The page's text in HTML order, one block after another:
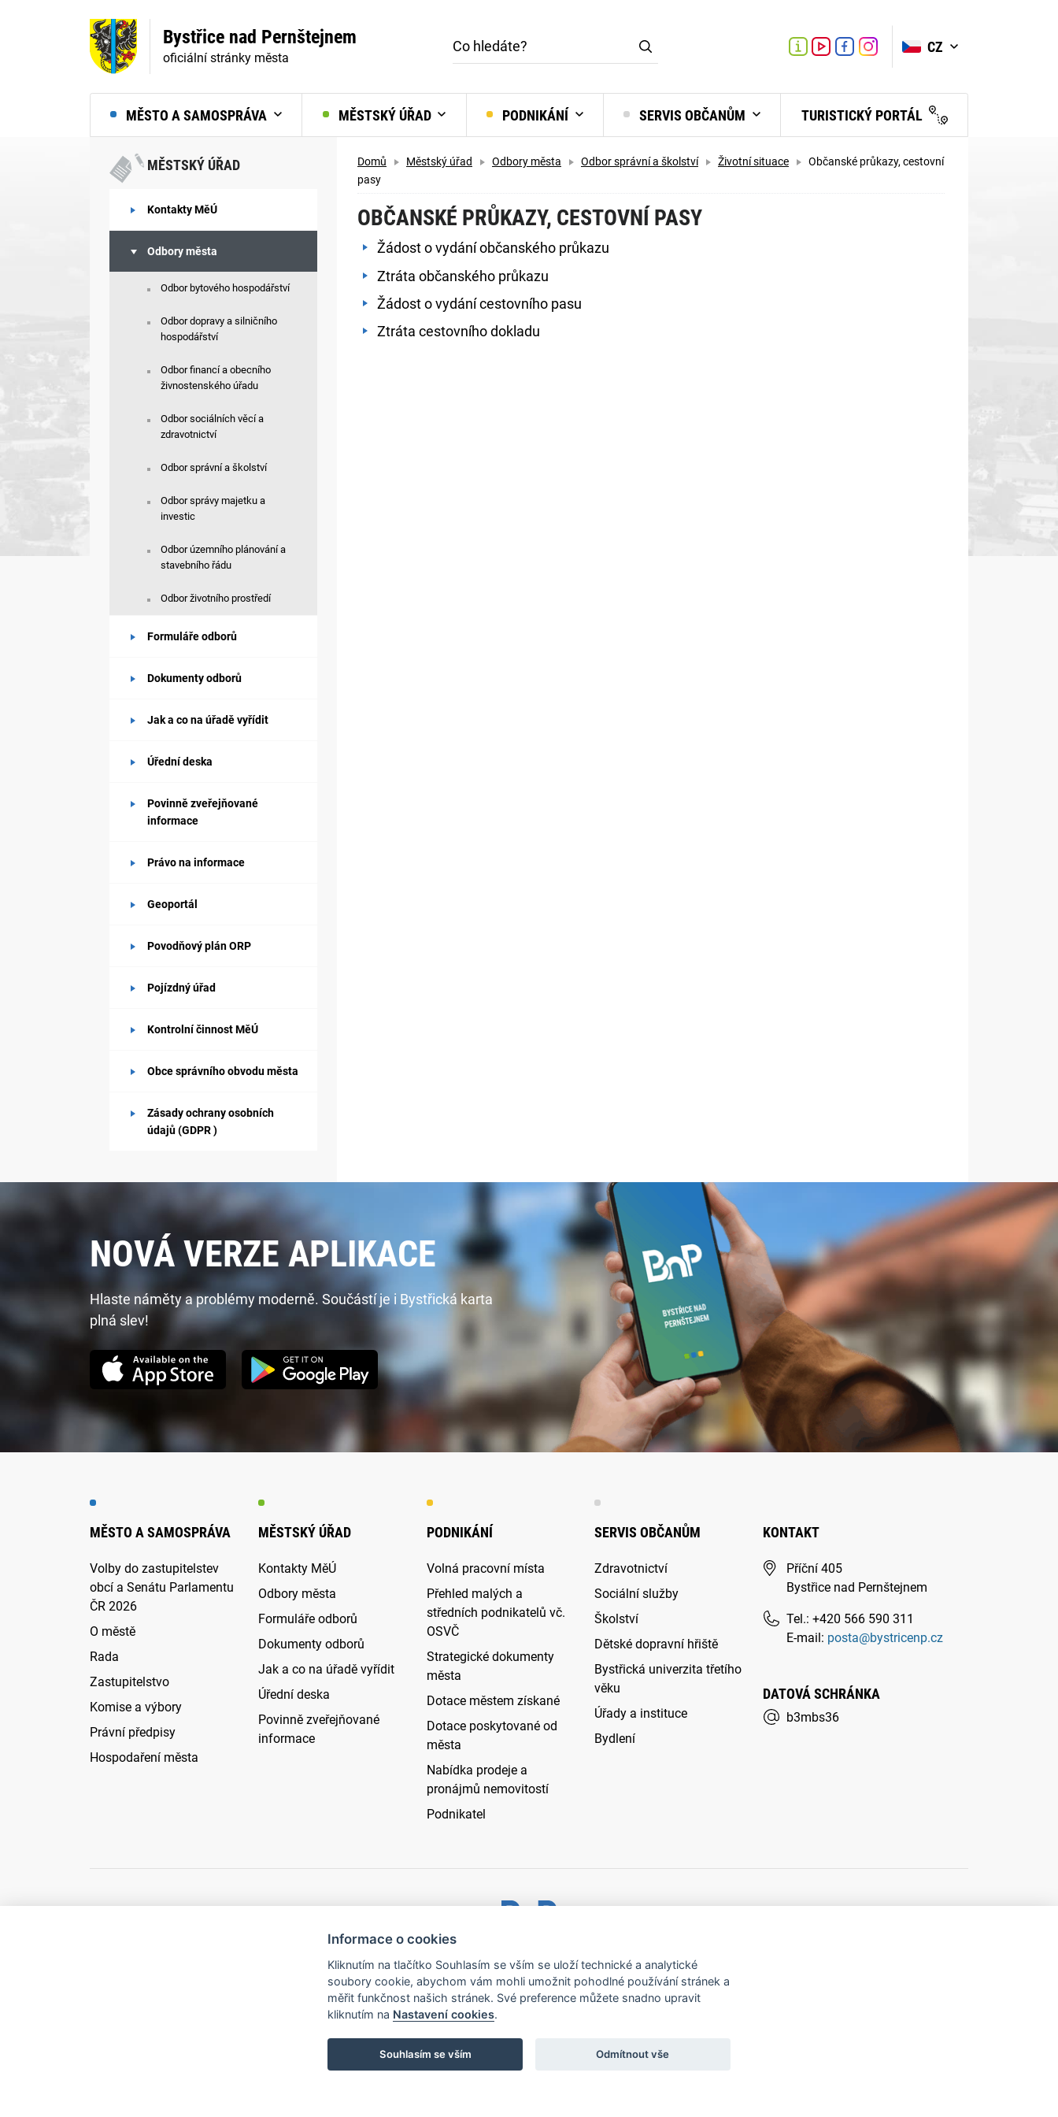
Informace o cookies
Kliknutím na tlačítko Souhlasím se vším se uloží technické a analytické
soubory cookie, abychom vám mohli umožnit pohodlné používání stránek a
měřit funkčnost našich stránek. Své preference můžete snadno upravit
kliknutím na Nastavení cookies.
Souhlasím se vším Odmítnout vše
MĚSTO A SAMOSPRÁVA MĚSTSKÝ ÚŘAD PODNIKÁNÍ SERVIS OBČANŮM TURISTICKÝ PORTÁL
Bystřice nad Pernštejnem
oficiální stránky města
Turistické
centrum
LinkLinkLink
CZ
MĚSTSKÝ ÚŘAD
Kontakty MěÚ
Odbory města
Odbor bytového hospodářství
Odbor dopravy a silničního
hospodářství
Odbor financí a obecního
živnostenského úřadu
Odbor sociálních věcí a
zdravotnictví
Odbor správní a školství
Odbor správy majetku a
investic
Odbor územního plánování a
stavebního řádu
Odbor životního prostředí
Formuláře odborů
Dokumenty odborů
Jak a co na úřadě vyřídit
Úřední deska
Povinně zveřejňované
informace
Právo na informace
Geoportál
Povodňový plán ORP
Pojízdný úřad
Kontrolní činnost MěÚ
Obce správního obvodu města
Zásady ochrany osobních
údajů (GDPR )
Domů Městský úřad Odbory města Odbor správní a školství Životní situace
Občanské průkazy, cestovní
pasy
OBČANSKÉ PRŮKAZY, CESTOVNÍ PASY
Žádost o vydání občanského průkazu
Ztráta občanského průkazu
Žádost o vydání cestovního pasu
Ztráta cestovního dokladu
NOVÁ VERZE APLIKACE
Hlaste náměty a problémy moderně. Součástí je i Bystřická karta
plná slev!
MĚSTO A SAMOSPRÁVA
Volby do zastupitelstev
obcí a Senátu Parlamentu
ČR 2026
O městě
Rada
Zastupitelstvo
Komise a výbory
Právní předpisy
Hospodaření města
MĚSTSKÝ ÚŘAD
Kontakty MěÚ
Odbory města
Formuláře odborů
Dokumenty odborů
Jak a co na úřadě vyřídit
Úřední deska
Povinně zveřejňované
informace
PODNIKÁNÍ
Volná pracovní místa
Přehled malých a
středních podnikatelů vč.
OSVČ
Strategické dokumenty
města
Dotace městem získané
Dotace poskytované od
města
Nabídka prodeje a
pronájmů nemovitostí
Podnikatel
SERVIS OBČANŮM
Zdravotnictví
Sociální služby
Školství
Dětské dopravní hřiště
Bystřická univerzita třetího
věku
Úřady a instituce
Bydlení
KONTAKT
Příční 405
Bystřice nad Pernštejnem
Tel.: +420 566 590 311
E-mail: posta@bystricenp.cz
DATOVÁ SCHRÁNKA
b3mbs36